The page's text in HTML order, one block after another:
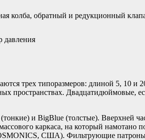
колба, обратный и редукционный
давления
трех типоразмеров: длиной 5, 10 и
пространствах. Двадцатидюймовые,
и BigBlue (толстые). Вверхней
каркаса, на который намотано
США). Фильтрующие